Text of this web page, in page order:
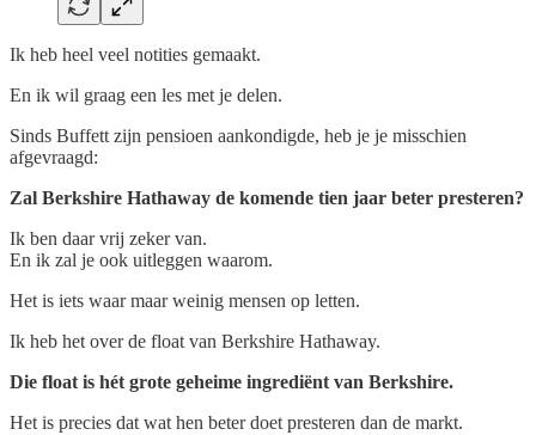
Ik heb heel veel notities gemaakt.
En ik wil graag een les met je delen.
Sinds Buffett zijn pensioen aankondigde, heb je je misschien
afgevraagd:
Zal Berkshire Hathaway de komende tien jaar beter presteren?
Ik ben daar vrij zeker van.
En ik zal je ook uitleggen waarom.
Het is iets waar maar weinig mensen op letten.
Ik heb het over de float van Berkshire Hathaway.
Die float is hét grote geheime ingrediënt van Berkshire.
Het is precies dat wat hen beter doet presteren dan de markt.